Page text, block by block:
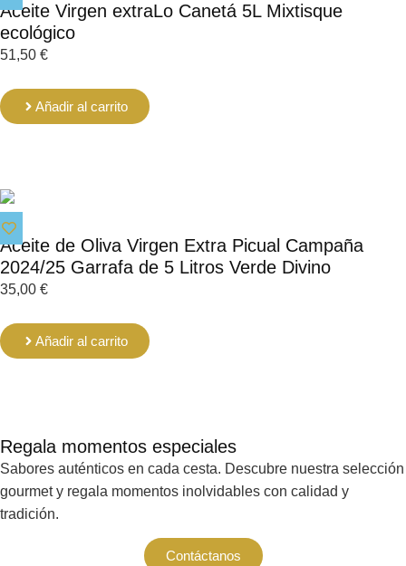
Aceite Virgen extraLo Canetá 5L Mixtisque
ecológico
51,50 €
Añadir al carrito
Aceite de Oliva Virgen Extra Picual Campaña
2024/25 Garrafa de 5 Litros Verde Divino
35,00 €
Añadir al carrito
Regala momentos especiales
Sabores auténticos en cada cesta. Descubre nuestra selección
gourmet y regala momentos inolvidables con calidad y
tradición.
Contáctanos